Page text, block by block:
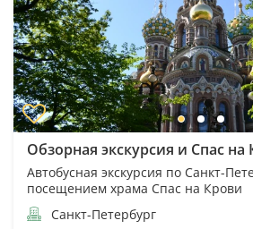
Обзорная экскурсия и Спас на
Автобусная экскурсия по Санкт-
посещением храма Спас на Крови
Санкт-Петербург